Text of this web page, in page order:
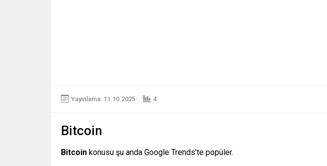
Yayınlama: 11.10.2025 4
Bitcoin
Bitcoin konusu şu anda Google Trends’te popüler.